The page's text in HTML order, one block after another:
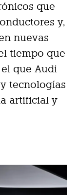
que
y,
nuevas
tiempo que
que Audi
tecnologías
artificial y